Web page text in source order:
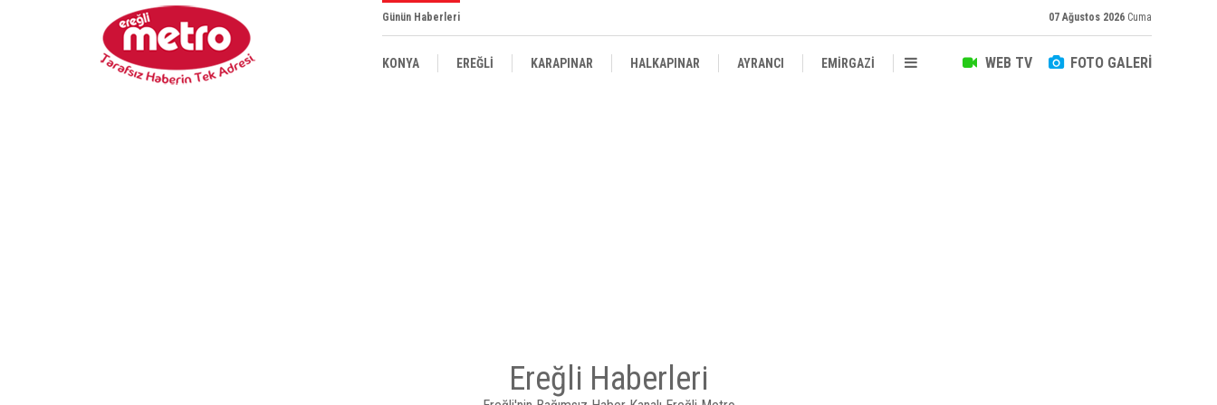
Günün Haberleri 07 Ağustos 2026 Cuma
WEB TV FOTO GALERİ
KONYA EREĞLİ KARAPINAR HALKAPINAR AYRANCI EMİRGAZİ
Ereğli Haberleri